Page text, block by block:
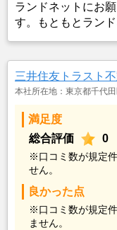
ランドネットにお
す。もともとラン
動産屋では取り扱
までに取引があり
三井住友トラスト
本社所在地：東京都千代
満足度
総合評価
0
※口コミ数が規定
せん。
良かった点
※口コミ数が規定
ません。